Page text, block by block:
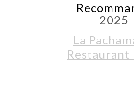
2025
La
Restaurant